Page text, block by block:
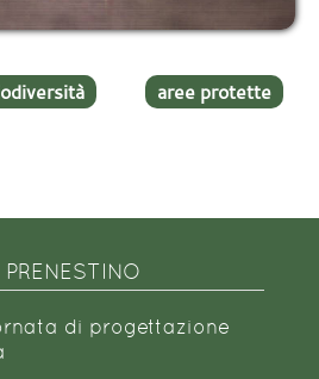
aree protette
di progettazione